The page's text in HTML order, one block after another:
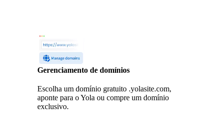
Gerenciamento de domínios
Escolha um domínio gratuito .yolasite.com,
aponte para o Yola ou compre um domínio
exclusivo.